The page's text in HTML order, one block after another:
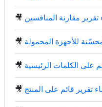
🎥 تقرير مقارنة المنافسين
🎥 للأجهزة المحمولة
🎥 على الكلمات الرئيسية
🎥 تقرير قائم على المنتج